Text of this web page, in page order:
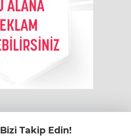
Bizi Takip Edin!